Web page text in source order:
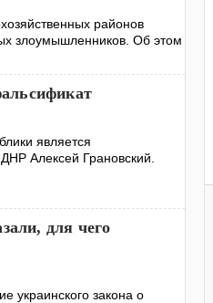
районов
злоумышленников. Об этом
является
Алексей Грановский.
для чего
украинского закона о